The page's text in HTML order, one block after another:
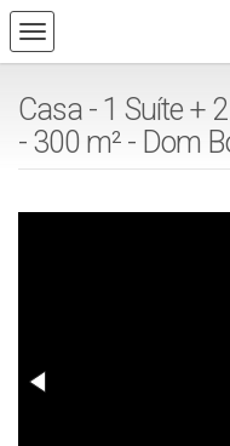
Casa - 1 Suíte +
- 300 m² - Dom